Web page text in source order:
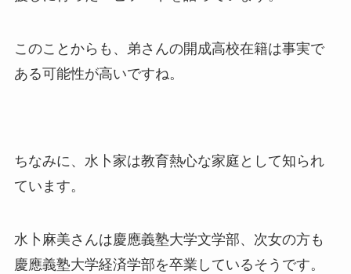
このことからも、弟さんの開成高校在籍は事実で
ある可能性が高いですね。
ちなみに、水卜家は教育熱心な家庭として知られ
ています。
水卜麻美さんは慶應義塾大学文学部、次女の方も
慶應義塾大学経済学部を卒業しているそうです。